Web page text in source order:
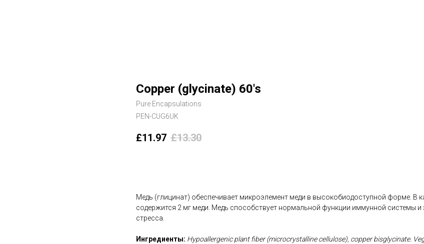
Copper (glycinate) 60's
Pure Encapsulations
PEN-CUG6UK
£11.97 £13.30
Медь (глицинат) обеспечивает микроэлемент меди в высокобиодоступной форме. В
содержится 2 мг меди. Медь способствует нормальной функции иммунной системы и
стресса.
Ингредиенты: Hypoallergenic plant fiber (microcrystalline cellulose), copper bisglycinate.